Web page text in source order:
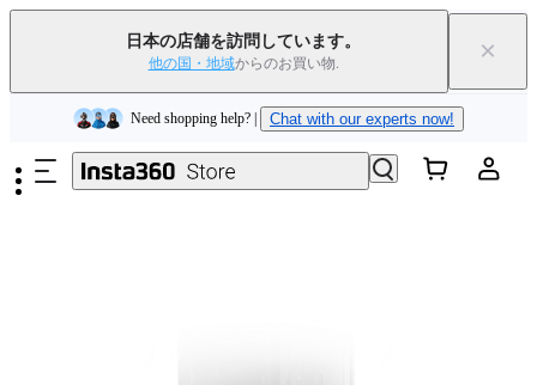
日本の店舗を訪問しています。
他の国・地域からのお買い物. ×
メインコンテンツへスキップ
下取りで旧デバイスを出すと、新規購入でキャッシュバックまたはクー
Need shopping help? | Chat with our experts now!
Insta360 Luna Ultra｜ ｜送料無料